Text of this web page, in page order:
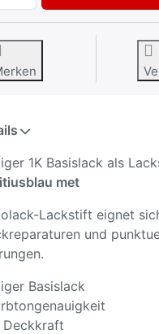
1K Basislack als
met
Lackstift eignet
und
Basislack
Deckkraft